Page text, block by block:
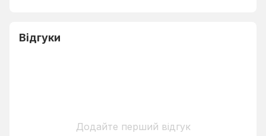
Відгуки
Додайте перший відгук